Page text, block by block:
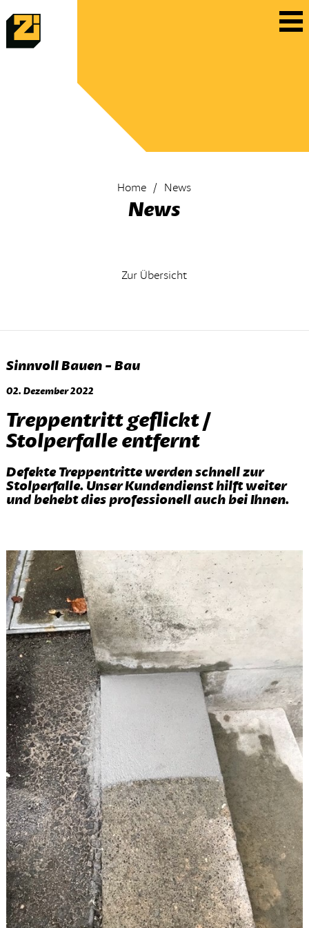
Home News
News
Zur Übersicht
Sinnvoll Bauen - Bau
02. Dezember 2022
Treppentritt geflickt /
Stolperfalle entfernt
Defekte Treppentritte werden schnell zur
Stolperfalle. Unser Kundendienst hilft weiter
und behebt dies professionell auch bei Ihnen.